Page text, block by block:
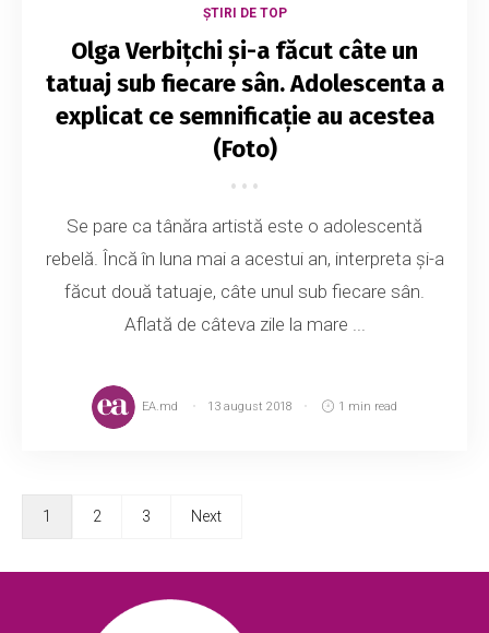
ȘTIRI DE TOP
Olga Verbițchi şi-a făcut câte un
tatuaj sub fiecare sân. Adolescenta a
explicat ce semnificație au acestea
(Foto)
Se pare ca tânăra artistă este o adolescentă
rebelă. Încă în luna mai a acestui an, interpreta şi-a
făcut două tatuaje, câte unul sub fiecare sân.
Aflată de câteva zile la mare ...
EA.md 13 august 2018 1 min read
1 2 3 Next